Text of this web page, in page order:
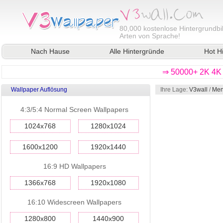
80,000 kostenlose
Arten von Sprache!
Nach Hause
Alle Hintergründe Hot
⇒ 50000+ 2K
Wallpaper Auflösung
4:3/5:4 Normal Screen Wallpapers
1024x768 1280x1024
1600x1200 1920x1440
16:9 HD Wallpapers
1366x768 1920x1080
16:10 Widescreen Wallpapers
1280x800 1440x900
Ihre Lage: V3wall /